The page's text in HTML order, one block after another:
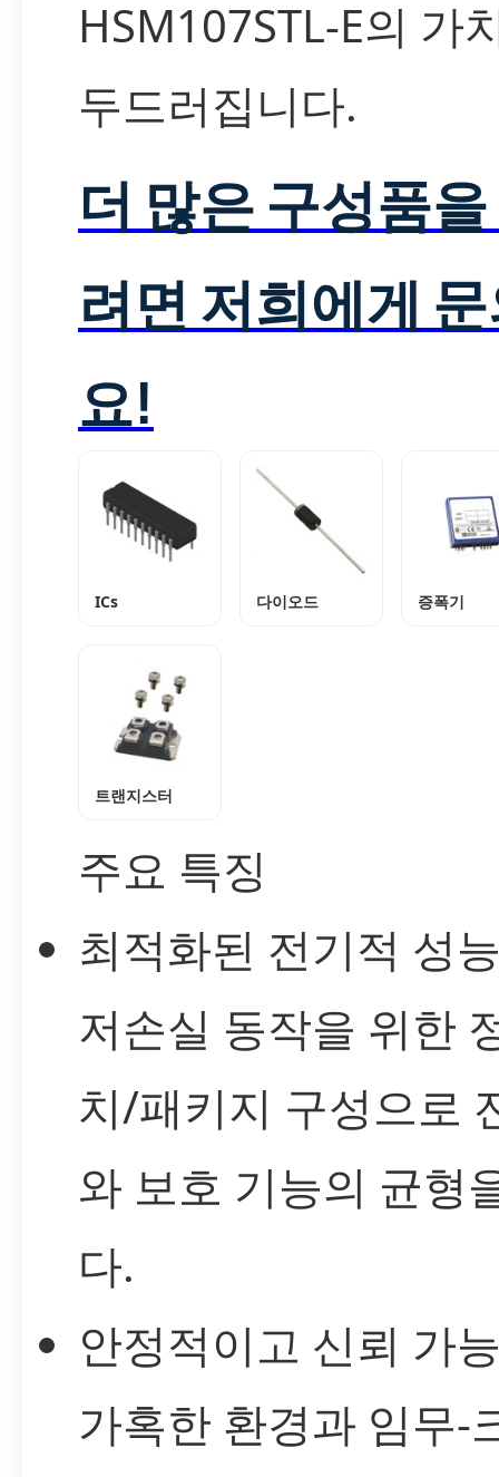
HSM107STL-E의 가
두드러집니다.
더 많은 구성품
려면 저희에게
요!
ICs 다이오드 증폭기
트랜지스터
주요 특징
최적화된 전기적 성
저손실 동작을 위한
치/패키지 구성으로
와 보호 기능의 균형
다.
안정적이고 신뢰 가
가혹한 환경과 임무-